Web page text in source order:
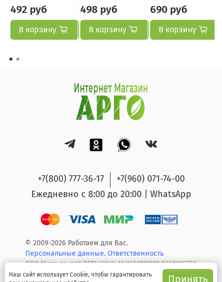
492 руб
В корзину
498 руб
В корзину
690 руб
В корзину
+7(800) 777-36-17
+7(960) 071-74-00
Ежедневно с 8:00 до 20:00 | WhatsApp
© 2009-2026 Работаем для Вас.
Персональные данные. Ответственность
ООО "Арго групп" ОГРН/ИНН 1141650019191/1650295353
Наш сайт использует Cookie, чтобы гарантировать
Принять